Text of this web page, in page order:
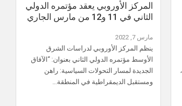
المركز الأوروبي يعقد مؤتمره الدولي
الثاني في 11 و12 من مارس الجاري
مارس 7, 2022
ينظم المركز الأوروبي لدراسات الشرق
الأوسط مؤتمره الدولي الثاني بعنوان: “الآفاق
الجديدة لمسار التحولات السياسية: راهن
ومستقبل الديمقراطية في المنطقة…